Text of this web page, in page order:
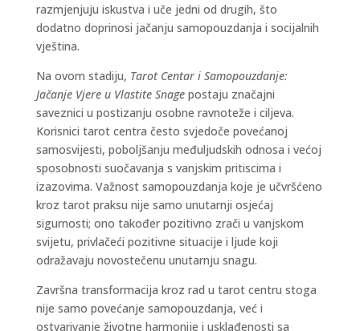
razmjenjuju iskustva i uče jedni od drugih, što
dodatno doprinosi jačanju samopouzdanja i socijalnih
vještina.
Na ovom stadiju, Tarot Centar i Samopouzdanje:
Jačanje Vjere u Vlastite Snagepostaju značajni
saveznici u postizanju osobne ravnoteže i ciljeva.
Korisnici tarot centra često svjedoče povećanoj
samosvijesti, poboljšanju međuljudskih odnosa i većoj
sposobnosti suočavanja s vanjskim pritiscima i
izazovima. Važnost samopouzdanja koje je učvršćeno
kroz tarot praksu nije samo unutarnji osjećaj
sigurnosti; ono također pozitivno zrači u vanjskom
svijetu, privlačeći pozitivne situacije i ljude koji
odražavaju novostečenu unutarnju snagu.
Završna transformacija kroz rad u tarot centru stoga
nije samo povećanje samopouzdanja, već i
ostvarivanje životne harmonije i usklađenosti sa